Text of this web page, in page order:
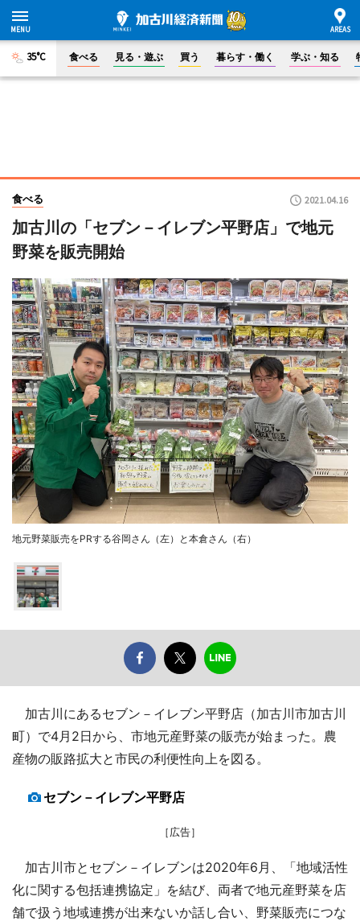
35°C 食べる 見る・遊ぶ 買う 暮らす・働く 学ぶ・知る
食べる 2021.04.16
加古川の「セブン－イレブン平野店」で地元
野菜を販売開始
地元野菜販売をPRする谷岡さん（左）と本倉さん（右）
加古川にあるセブン－イレブン平野店（加古川市加古川
町）で4月2日から、市地元産野菜の販売が始まった。農
産物の販路拡大と市民の利便性向上を図る。
セブン－イレブン平野店
［広告］
加古川市とセブン－イレブンは2020年6月、「地域活性
化に関する包括連携協定」を結び、両者で地元産野菜を店
舗で扱う地域連携が出来ないか話し合い、野菜販売につな